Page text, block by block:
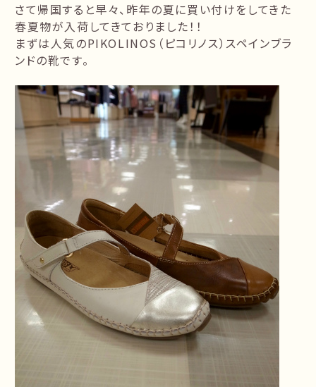
さて帰国すると早々、昨年の夏に買い付けをしてきた
春夏物が入荷してきておりました！！
まずは人気のPIKOLINOS（ピコリノス）スペインブラ
ンドの靴です。